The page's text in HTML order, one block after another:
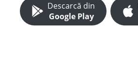
Descarcă din
Google Play